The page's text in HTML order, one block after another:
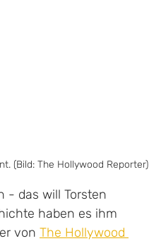
(Bild: The Hollywood Reporter)
- das will Torsten
haben es ihm
von The Hollywood